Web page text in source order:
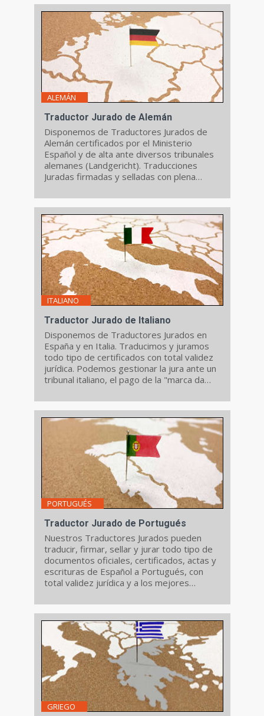
ALEMÁN
Traductor Jurado de Alemán
Disponemos de Traductores Jurados de
Alemán certificados por el Ministerio
Español y de alta ante diversos tribunales
alemanes (Landgericht). Traducciones
Juradas firmadas y selladas con plena
ITALIANO
Traductor Jurado de Italiano
Disponemos de Traductores Jurados en
España y en Italia. Traducimos y juramos
todo tipo de certificados con total validez
jurídica. Podemos gestionar la jura ante un
tribunal italiano, el pago de la "marca da
PORTUGUÉS
Traductor Jurado de Portugués
Nuestros Traductores Jurados pueden
traducir, firmar, sellar y jurar todo tipo de
documentos oficiales, certificados, actas y
escrituras de Español a Portugués, con
total validez jurídica y a los mejores
GRIEGO